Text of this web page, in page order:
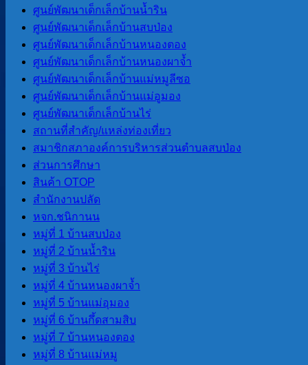
ศูนย์พัฒนาเด็กเล็กบ้านน้ำริน
ศูนย์พัฒนาเด็กเล็กบ้านสบป่อง
ศูนย์พัฒนาเด็กเล็กบ้านหนองตอง
ศูนย์พัฒนาเด็กเล็กบ้านหนองผาจ้ำ
ศูนย์พัฒนาเด็กเล็กบ้านแม่หมูลีซอ
ศูนย์พัฒนาเด็กเล็กบ้านแม่อูมอง
ศูนย์พัฒนาเด็กเล็กบ้านไร่
สถานที่สําคัญ/แหล่งท่องเที่ยว
สมาชิกสภาองค์การบริหารส่วนตําบลสบป่อง
ส่วนการศึกษา
สินค้า OTOP
สํานักงานปลัด
หจก.ชนิกานน
หมู่ที่ 1 บ้านสบป่อง
หมู่ที่ 2 บ้านน้ำริน
หมู่ที่ 3 บ้านไร่
หมู่ที่ 4 บ้านหนองผาจ้ำ
หมู่ที่ 5 บ้านแม่อุมอง
หมู่ที่ 6 บ้านกึ้ดสามสิบ
หมู่ที่ 7 บ้านหนองตอง
หมู่ที่ 8 บ้านแม่หมู
แผนพัฒนาบุคลากร 3 ปี(2564-2566)
แผนอัตรากําลัง 3 ปี (2564-2566)
ข้อบัญญัติงบประมาณรายจ่ายประจำปี
แผนการดําเนินการ
แผนการจัดหาพัสดุ
กฏหมายและพระราช
บัญญัติ
ระเบียบข้อกฏหมายที่เกี่ยวข้อง
รายงานต่างๆ
รายงานทางการเงิน
รายงานการประชุมสภา
งบประมาณรายจ่ายประจำปี
รายงานผลการดำเนินการโครงการ
ต่างๆ ปีงบประมาณ 2568